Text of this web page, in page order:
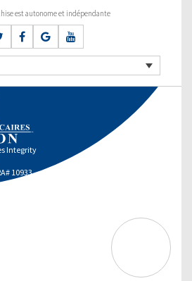
est autonome et indépendante
Integrity
10933